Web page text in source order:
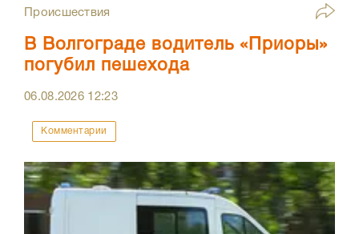
Происшествия
В Волгограде водитель «Приоры»
погубил пешехода
06.08.2026 12:23
Комментарии